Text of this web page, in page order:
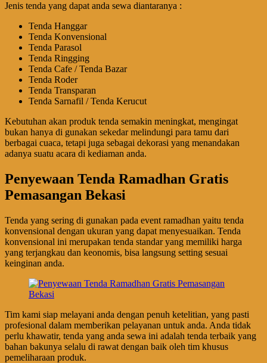
Jenis tenda yang dapat anda sewa diantaranya :
Tenda Hanggar
Tenda Konvensional
Tenda Parasol
Tenda Ringging
Tenda Cafe / Tenda Bazar
Tenda Roder
Tenda Transparan
Tenda Sarnafil / Tenda Kerucut
Kebutuhan akan produk tenda semakin meningkat, mengingat
bukan hanya di gunakan sekedar melindungi para tamu dari
berbagai cuaca, tetapi juga sebagai dekorasi yang menandakan
adanya suatu acara di kediaman anda.
Penyewaan Tenda Ramadhan Gratis
Pemasangan Bekasi
Tenda yang sering di gunakan pada event ramadhan yaitu tenda
konvensional dengan ukuran yang dapat menyesuaikan. Tenda
konvensional ini merupakan tenda standar yang memiliki harga
yang terjangkau dan keonomis, bisa langsung setting sesuai
keinginan anda.
Tim kami siap melayani anda dengan penuh ketelitian, yang pasti
profesional dalam memberikan pelayanan untuk anda. Anda tidak
perlu khawatir, tenda yang anda sewa ini adalah tenda terbaik yang
bahan bakunya selalu di rawat dengan baik oleh tim khusus
pemeliharaan produk.